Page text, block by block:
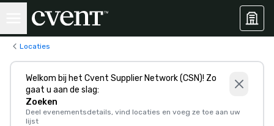
Locaties
Welkom bij het Cvent Supplier Network (CSN)! Zo
gaat u aan de slag:
Zoeken
Deel evenementsdetails, vind locaties en voeg ze toe aan uw
lijst